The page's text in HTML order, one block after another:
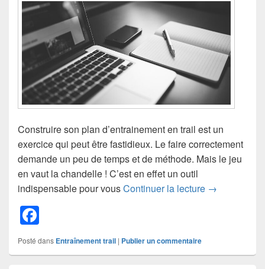
k
Construire son plan d’entrainement en trail est un
exercice qui peut être fastidieux. Le faire correctement
demande un peu de temps et de méthode. Mais le jeu
en vaut la chandelle ! C’est en effet un outil
indispensable pour vousContinuer la lecture 9 conseils
→
a
c
Posté dans Entraînement trail | Publier un commentaire